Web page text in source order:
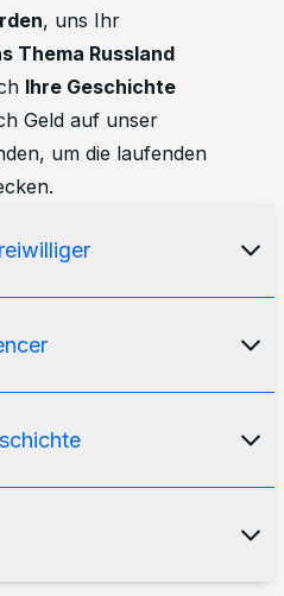
, uns Ihr
Thema Russland
Ihre Geschichte
Geld auf unser
um die laufenden
ohne unser
offenen Stellen:
Probleme
für das europäische
aus Russland
, die für